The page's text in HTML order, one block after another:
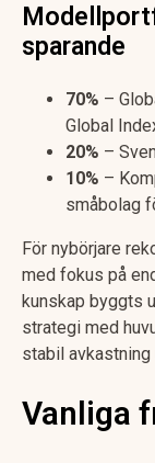
sparande
70% –
Global
20% –
10% –
småbolag
För nybörjare
med fokus på
kunskap byggts
strategi med
stabil avkastning
Vanliga